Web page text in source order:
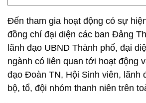
Đến tham gia hoạt động có sự
đồng chí đại diện các ban Đảng
lãnh đạo UBND Thành phố, đại
ngành có liên quan tới hoạt động
đạo Đoàn TN, Hội Sinh viên, lãnh
bộ, tổ, đội nhóm thanh niên trên